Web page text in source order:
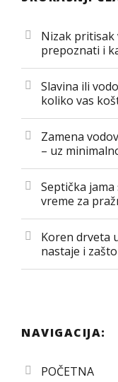
Nizak pritisak
prepoznati i
Slavina ili
koliko vas
Zamena
– uz
Septička
vreme za
Koren drveta
nastaje i
NAVIGACIJA:
POČETNA